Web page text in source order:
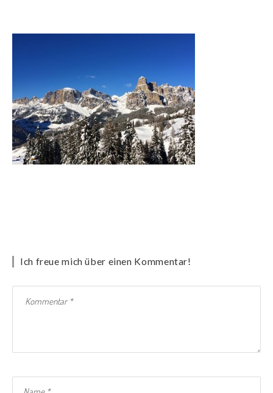
Ich freue mich über einen Kommentar!